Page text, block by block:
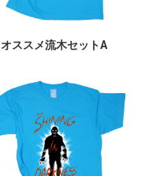
オススメ流木セットA